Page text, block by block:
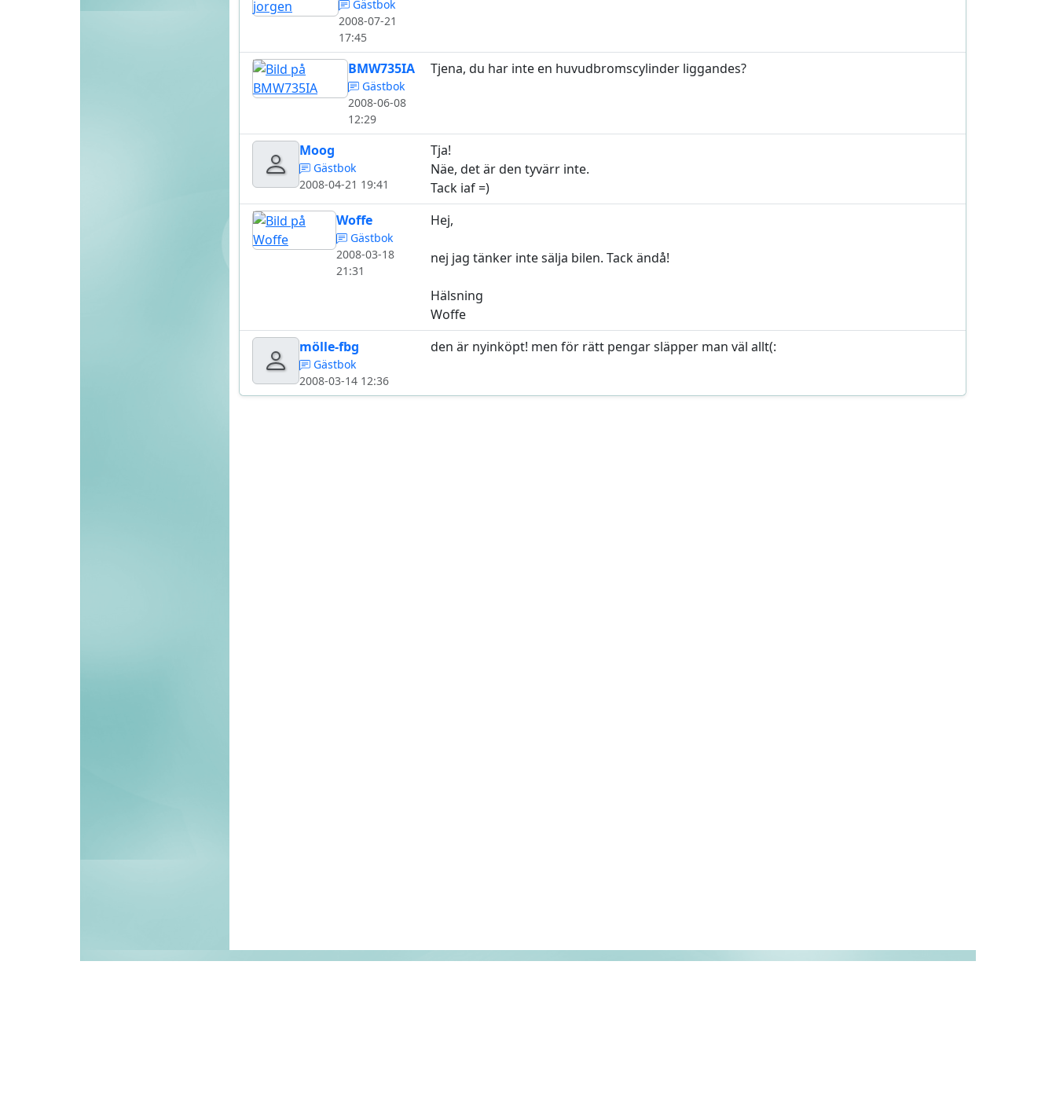
Gästbok
2008-07-21
17:45
BMW735IA
Gästbok
2008-06-08
12:29
Tjena, du har inte en huvudbromscylinder liggandes?
Moog
Gästbok
2008-04-21 19:41
Tja!
Näe, det är den tyvärr inte.
Tack iaf =)
Woffe
Gästbok
2008-03-18
21:31
Hej,
nej jag tänker inte sälja bilen. Tack ändå!
Hälsning
Woffe
mölle-fbg
Gästbok
2008-03-14 12:36
den är nyinköpt! men för rätt pengar släpper man väl allt(: